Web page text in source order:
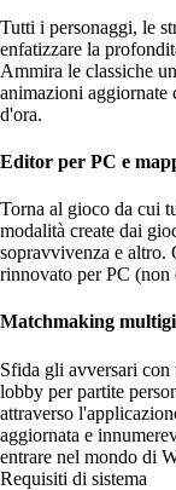
Tutti i personaggi, le
enfatizzare la
Ammira le classiche
animazioni aggiornate
d'ora.
Editor per PC e
Torna al gioco da cui
modalità create dai
sopravvivenza e altro.
rinnovato per PC
Matchmaking
Sfida gli avversari con
lobby per partite
attraverso
aggiornata e
entrare nel mondo di
Requisiti di sistema